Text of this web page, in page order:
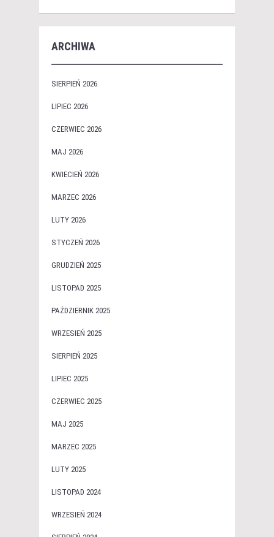
ARCHIWA
SIERPIEŃ 2026
LIPIEC 2026
CZERWIEC 2026
MAJ 2026
KWIECIEŃ 2026
MARZEC 2026
LUTY 2026
STYCZEŃ 2026
GRUDZIEŃ 2025
LISTOPAD 2025
PAŹDZIERNIK 2025
WRZESIEŃ 2025
SIERPIEŃ 2025
LIPIEC 2025
CZERWIEC 2025
MAJ 2025
MARZEC 2025
LUTY 2025
LISTOPAD 2024
WRZESIEŃ 2024